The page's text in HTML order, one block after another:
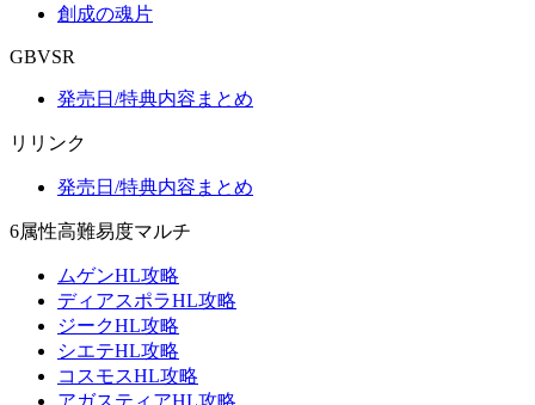
創成の魂片
GBVSR
発売日/特典内容まとめ
リリンク
発売日/特典内容まとめ
6属性高難易度マルチ
ムゲンHL攻略
ディアスポラHL攻略
ジークHL攻略
シエテHL攻略
コスモスHL攻略
アガスティアHL攻略